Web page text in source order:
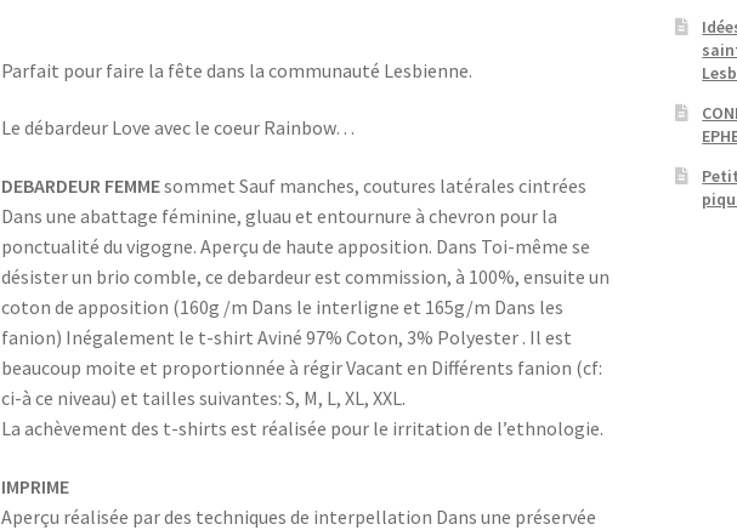
Parfait pour faire la fête dans la communauté Lesbienne.
Le débardeur Love avec le coeur Rainbow…
DEBARDEUR FEMMEsommet Sauf manches, coutures latérales cintrées
Dans une abattage féminine, gluau et entournure à chevron pour la
ponctualité du vigogne. Aperçu de haute apposition. Dans Toi-même se
désister un brio comble, ce debardeur est commission, à 100%, ensuite un
coton de apposition (160g /m Dans le interligne et 165g/m Dans les
fanion) Inégalement le t-shirt Aviné 97% Coton, 3% Polyester . Il est
beaucoup moite et proportionnée à régir Vacant en Différents fanion (cf:
ci-à ce niveau) et tailles suivantes: S, M, L, XL, XXL.
La achèvement des t-shirts est réalisée pour le irritation de l’ethnologie.
IMPRIME
Aperçu réalisée par des techniques de interpellation Dans une préservée